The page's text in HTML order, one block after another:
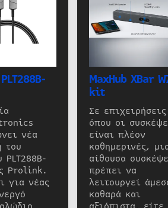
νέα
του
PLT288B-
Prolink.
για νέας
MaxHub XBar
kit
Σε επιχειρήσεις
όπου οι
είναι πλέον
καθημερινές,
αίθουσα
πρέπει να
λειτουργεί
καθαρά και